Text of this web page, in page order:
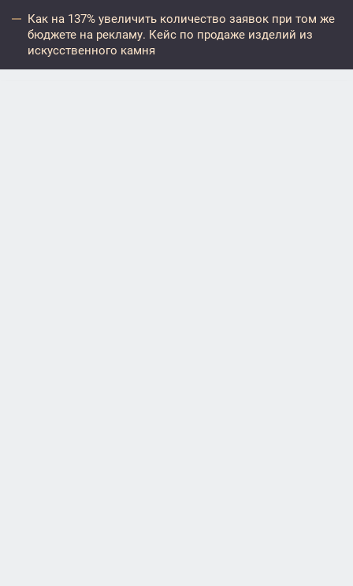
Как на 137% увеличить количество заявок при том же
бюджете на рекламу. Кейс по продаже изделий из
искусственного камня